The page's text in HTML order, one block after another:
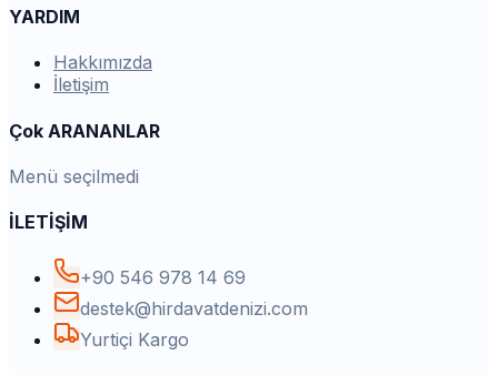
YARDIM
Hakkımızda
İletişim
Çok ARANANLAR
Menü seçilmedi
İLETİŞİM
+90 546 978 14 69
destek@hirdavatdenizi.com
Yurtiçi Kargo